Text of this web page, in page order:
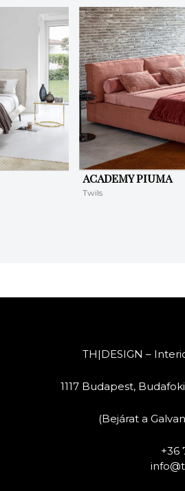
ACADEMY PIUMA
Twils
TH|DESIGN –
1117 Budapest,
(Bejárat a
+36